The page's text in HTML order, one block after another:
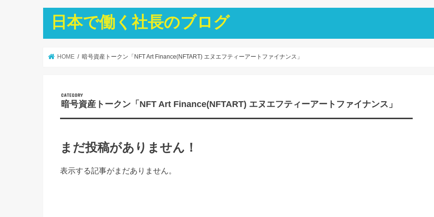
日本で働く社長のブログ
HOME 暗号資産トークン「NFT Art Finance(NFTART) エヌエフティーアートファイナンス」
暗号資産トークン「NFT Art Finance(NFTART) エヌエフティーアートファイナンス」
まだ投稿がありません！
表示する記事がまだありません。